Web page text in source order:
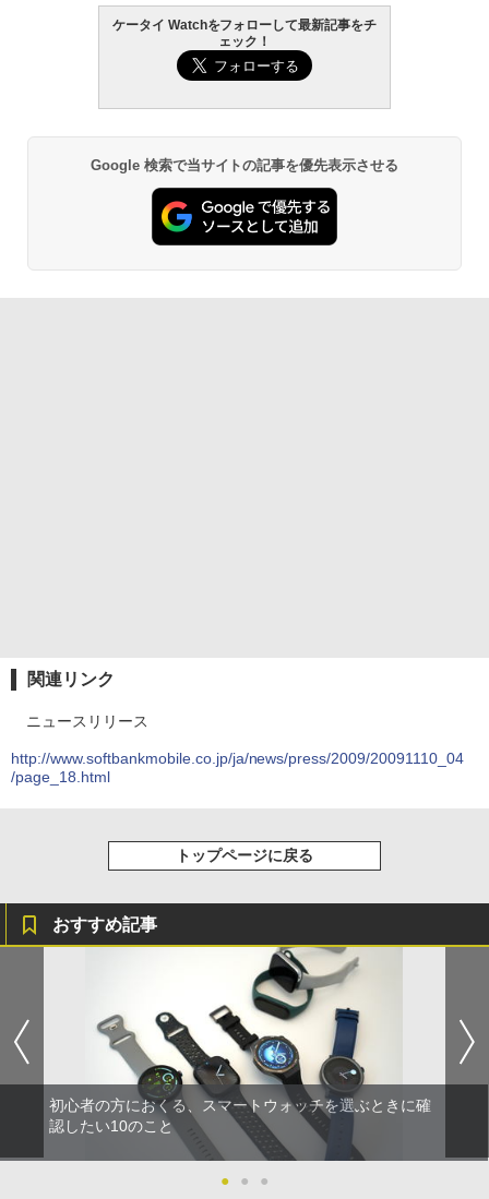
ケータイ Watchをフォローして最新記事をチ
ェック！
Google 検索で当サイトの記事を優先表示させる
関連リンク
ニュースリリース
http://www.softbankmobile.co.jp/ja/news/press/2009/20091110_04
/page_18.html
トップページに戻る
おすすめ記事
初心者の方におくる、スマートウォッチを選ぶときに確
認したい10のこと
● ● ●